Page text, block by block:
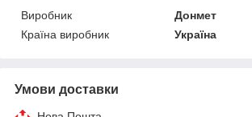
Виробник
Донмет
Країна виробник
Україна
Умови доставки